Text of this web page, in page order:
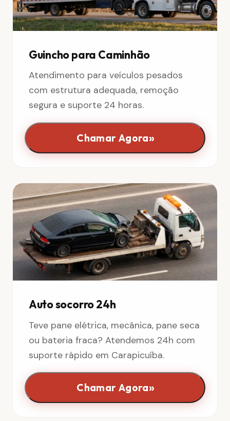
Guincho para Caminhão
Atendimento para veículos pesados
com estrutura adequada, remoção
segura e suporte 24 horas.
Chamar Agora»
Auto socorro 24h
Teve pane elétrica, mecânica, pane seca
ou bateria fraca? Atendemos 24h com
suporte rápido em Carapicuíba.
Chamar Agora»